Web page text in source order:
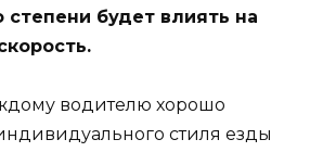
степени будет влиять на
водителю хорошо
стиля езды